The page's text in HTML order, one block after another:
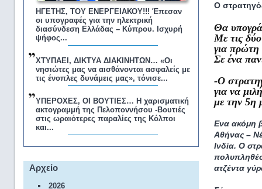
ΗΓΕΤΗΣ, ΤΟΥ ΕΝΕΡΓΕΙΑΚΟΥ!!! Έπεσαν
οι υπογραφές για την ηλεκτρική
διασύνδεση Ελλάδας – Κύπρου. Ισχυρή
ψήφος...
ΧΤΥΠΑΕΙ, ΔΙΚΤΥΑ ΔΙΑΚΙΝΗΤΩΝ… «Οι
νησιώτες μας να αισθάνονται ασφαλείς με
τις ένοπλες δυνάμεις μας», τόνισε...
ΥΠΕΡΟΧΕΣ, ΟΙ ΒΟΥΤΙΕΣ… Η χαρισματική
ακτογραμμή της Πελοποννήσου -Βουτιές
στις ωραιότερες παραλίες της Κόλποι
και...
Αρχείο
2026
Ο
Θα
Με τις
για πρώτη
Σε ένα
-Ο
για να
με την 5η
Ενα ακόμη
Αθήνας –
Ινδία. Ο
ατζέντα